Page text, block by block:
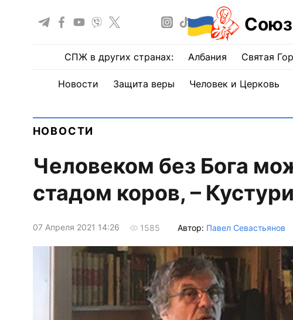
СПЖ в других странах: Албания Святая
Новости Защита веры Человек и Церковь
НОВОСТИ
Человеком без Бога
стадом коров, –
07 Апреля 2021 14:26 1585 Автор: Павел Севастьянов